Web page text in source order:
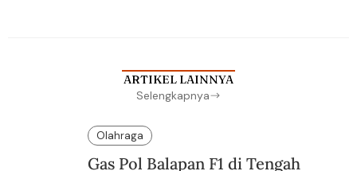
ARTIKEL LAINNYA
Selengkapnya
Olahraga
Gas Pol Balapan F1 di Tengah